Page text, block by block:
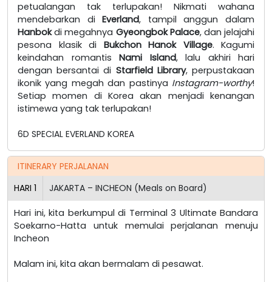
petualangan tak terlupakan! Nikmati wahana
mendebarkan diEverland, tampil anggun dalam
Hanbokdi megahnya Gyeongbok Palace, dan jelajahi
pesona klasik di Bukchon Hanok Village. Kagumi
keindahan romantis Nami Island, lalu akhiri hari
dengan bersantai di Starfield Library, perpustakaan
ikonik yang megah dan pastinya Instagram-worthy!
Setiap momen di Korea akan menjadi kenangan
istimewa yang tak terlupakan!
6D SPECIAL EVERLAND KOREA
ITINERARY PERJALANAN
HARI 1 JAKARTA – INCHEON (Meals on Board)
Hari ini, kita berkumpul di Terminal 3 Ultimate Bandara
Soekarno-Hatta untuk memulai perjalanan menuju
Incheon
Malam ini, kita akan bermalam di pesawat.